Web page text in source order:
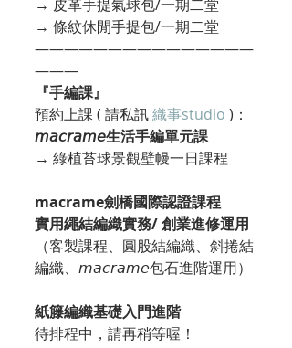
→ 皮革手提氣球包/一期二堂
→ 條紋休閒手提包/一期二堂
———————————————
———
『手編課』
預約上課 ( 請私訊 織事studio )：
𝘮𝘢𝘤𝘳𝘢𝘮𝘦生活手編單元課
→ 綠植苔球景觀壁幔一日課程
macrame劍橋國際認證課程
實用繩結編織實務/ 創業進修運用
（客製課程、圓股結編織、斜捲結
編織、𝘮𝘢𝘤𝘳𝘢𝘮𝘦包石進階運用）
紙籐編織基礎入門進階
待排程中，請再稍等喔！